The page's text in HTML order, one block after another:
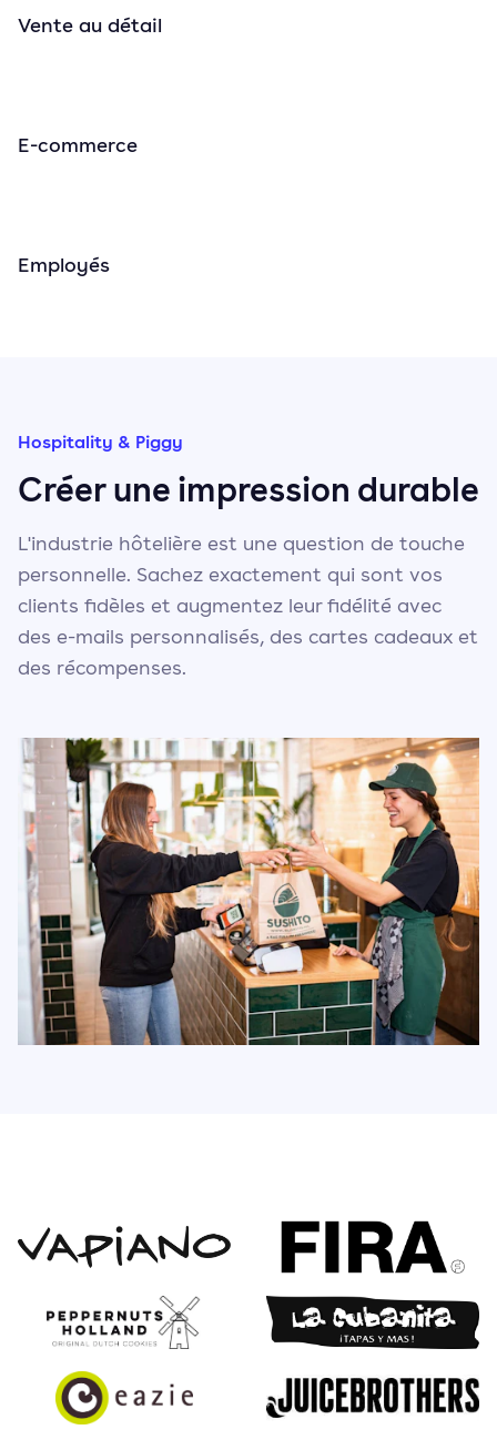
Vente au détail
E-commerce
Employés
Hospitality & Piggy
Créer une impression durable
L'industrie hôtelière est une question de touche
personnelle. Sachez exactement qui sont vos
clients fidèles et augmentez leur fidélité avec
des e-mails personnalisés, des cartes cadeaux et
des récompenses.